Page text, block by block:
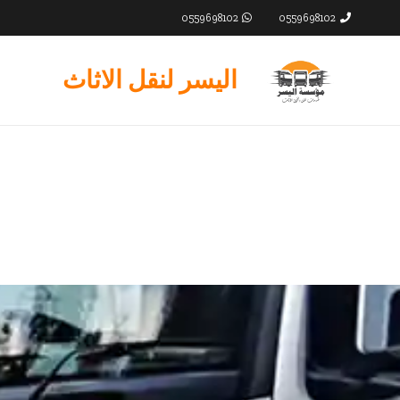
0559698102
0559698102
اليسر لنقل الاثاث